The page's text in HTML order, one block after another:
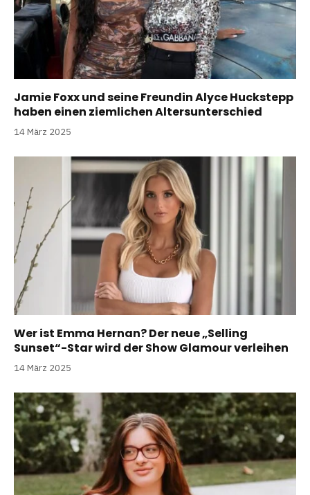
Jamie Foxx und seine Freundin Alyce Huckstepp
haben einen ziemlichen Altersunterschied
14 März 2025
Wer ist Emma Hernan? Der neue „Selling
Sunset“-Star wird der Show Glamour verleihen
14 März 2025